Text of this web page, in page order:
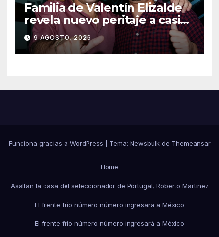
Familia de Valentín Elizalde
revela nuevo peritaje a casi
20 años de su homîcîdîo
9 AGOSTO, 2026
Funciona gracias a WordPress Tema: Newsbulkde Themeansar
Home
Asaltan la casa del seleccionador de Portugal, Roberto Martínez
El frente frío número número ingresará a México
El frente frío número número ingresará a México